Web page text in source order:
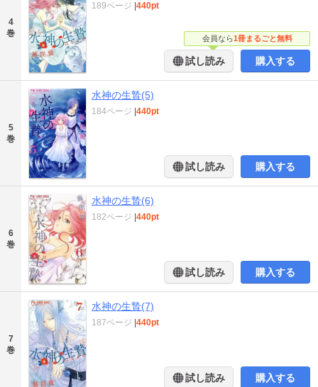
4
巻
会員なら1冊まるごと無料
189ページ 440pt
試し読み 購入する
5
巻
水神の生贄(5)
184ページ 440pt
試し読み 購入する
6
巻
水神の生贄(6)
182ページ 440pt
試し読み 購入する
7
巻
水神の生贄(7)
187ページ 440pt
試し読み 購入する